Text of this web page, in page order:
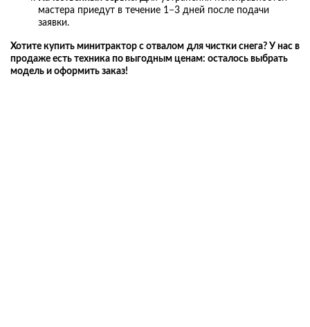
мастера приедут в течение 1−3 дней после подачи
заявки.
Хотите купить минитрактор с отвалом для чистки снега? У нас в
продаже есть техника по выгодным ценам: осталось выбрать
модель и оформить заказ!